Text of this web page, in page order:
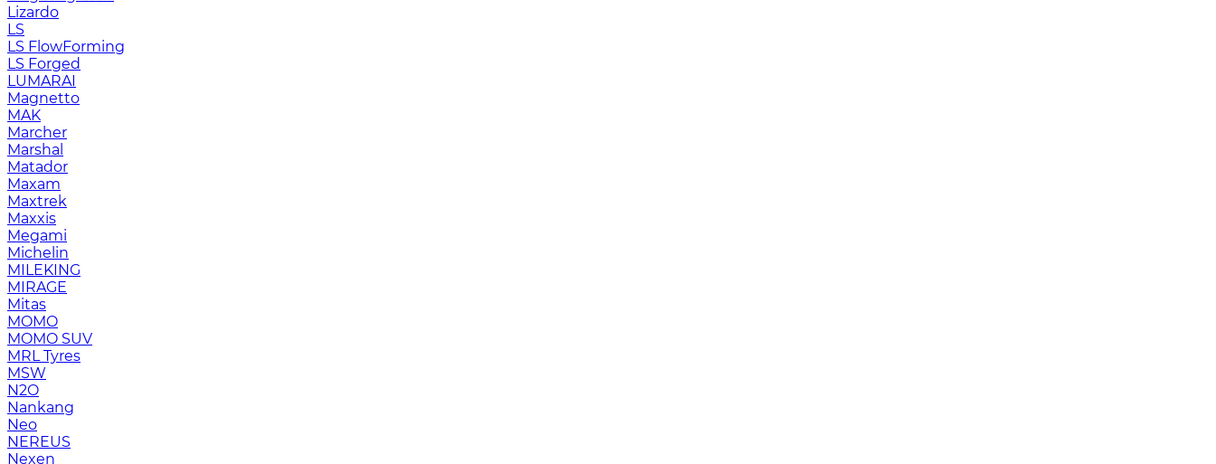
Lizardo
LS
LS FlowForming
LS Forged
LUMARAI
Magnetto
MAK
Marcher
Marshal
Matador
Maxam
Maxtrek
Maxxis
Megami
Michelin
MILEKING
MIRAGE
Mitas
MOMO
MOMO SUV
MRL Tyres
MSW
N2O
Nankang
Neo
NEREUS
Nexen